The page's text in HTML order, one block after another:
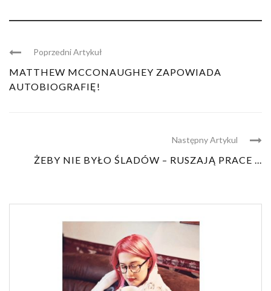
Poprzedni Artykuł
MATTHEW MCCONAUGHEY ZAPOWIADA
AUTOBIOGRAFIĘ!
Następny Artykul
ŻEBY NIE BYŁO ŚLADÓW – RUSZAJĄ PRACE ...